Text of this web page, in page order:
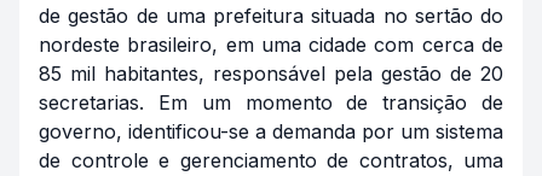
de gestão de uma prefeitura situada no sertão do
nordeste brasileiro, em uma cidade com cerca de
85 mil habitantes, responsável pela gestão de 20
secretarias. Em um momento de transição de
governo, identificou-se a demanda por um sistema
de controle e gerenciamento de contratos, uma